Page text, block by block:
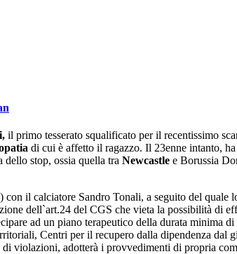
il primo tesserato squalificato per il recentissimo
di cui è affetto il ragazzo. Il 23enne intanto,
stop, ossia quella tra Newcastle e Borussia
il calciatore Sandro Tonali, a seguito del quale
dell`art.24 del CGS che vieta la possibilità di
ad un piano terapeutico della durata minima
Centri per il recupero dalla dipendenza dal
violazioni, adotterà i provvedimenti di propria